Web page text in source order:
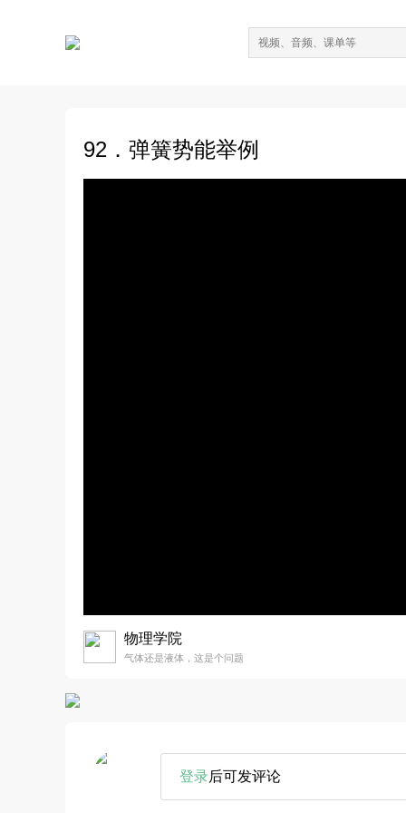
92．弹簧势能举例
物理学院
气体还是液体，这是个问题
登录后可发评论